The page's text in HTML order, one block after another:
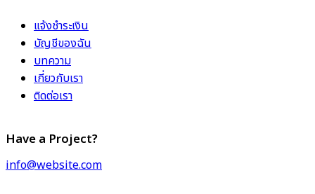
แจ้งชำระเงิน
บัญชีของฉัน
บทความ
เกี่ยวกับเรา
ติดต่อเรา
Have a Project?
info@website.com